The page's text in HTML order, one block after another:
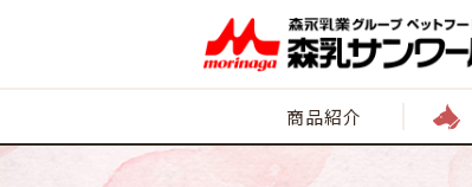
商品紹介